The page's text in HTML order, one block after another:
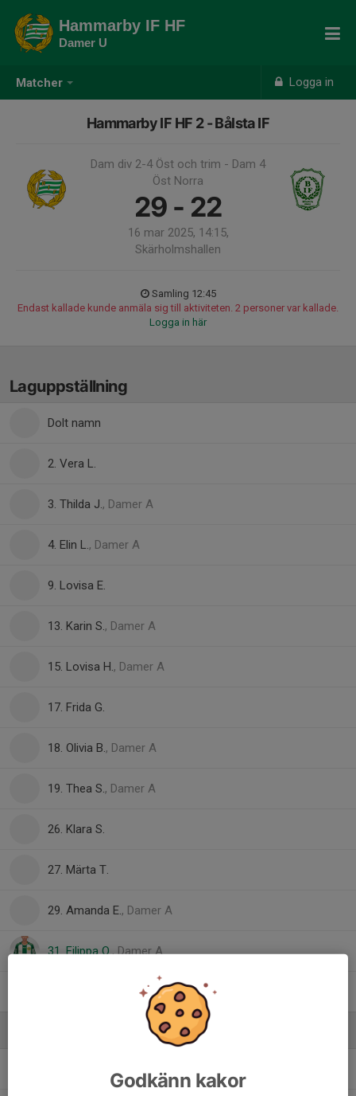
Matcher Logga in
Hammarby IF HF
Damer U
Hammarby IF HF 2 - Bålsta IF
Dam div 2-4 Öst och trim - Dam 4
Öst Norra
29 - 22
16 mar 2025, 14:15,
Skärholmshallen
Samling 12:45
Endast kallade kunde anmäla sig till aktiviteten. 2 personer var kallade.
Logga in här
Laguppställning
Dolt namn
2. Vera L.
3. Thilda J., Damer A
4. Elin L., Damer A
9. Lovisa E.
13. Karin S., Damer A
15. Lovisa H., Damer A
17. Frida G.
18. Olivia B., Damer A
19. Thea S., Damer A
26. Klara S.
27. Märta T.
29. Amanda E., Damer A
31. Filippa O., Damer A
Tränare
Godkänn kakor